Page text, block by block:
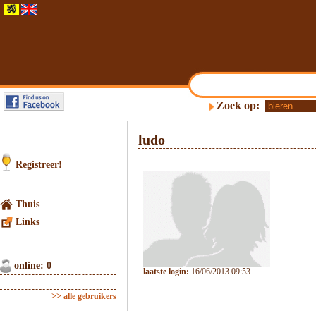
Zoek op:
Registreer!
Thuis
Links
online: 0
>> alle gebruikers
ludo
laatste login: 16/06/2013 09:53